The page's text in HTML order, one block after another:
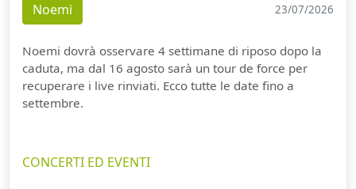
Noemi 23/07/2026
Noemi dovrà osservare 4 settimane di riposo dopo la
caduta, ma dal 16 agosto sarà un tour de force per
recuperare i live rinviati. Ecco tutte le date fino a
settembre.
CONCERTI ED EVENTI